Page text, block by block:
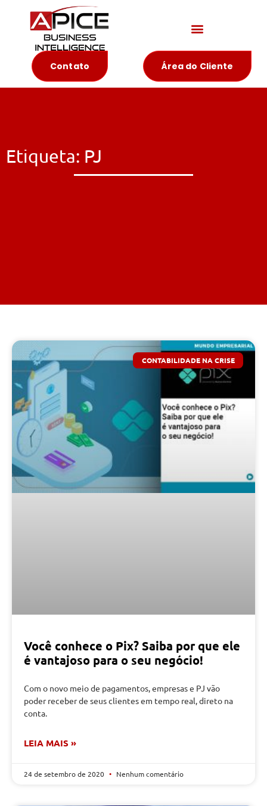
Contato Área do Cliente
Etiqueta: PJ
CONTABILIDADE NA CRISE
Você conhece o Pix? Saiba por que ele
é vantajoso para o seu negócio!
Com o novo meio de pagamentos, empresas e PJ vão
poder receber de seus clientes em tempo real, direto na
conta.
LEIA MAIS »
24 de setembro de 2020 Nenhum comentário